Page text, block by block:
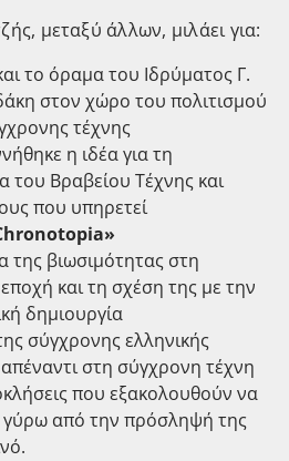
μεταξύ άλλων, μιλάει για:
το όραμα του Ιδρύματος Γ.
στον χώρο του πολιτισμού
τέχνης
η ιδέα για τη
του Βραβείου Τέχνης και
που υπηρετεί
της βιωσιμότητας στη
και τη σχέση της με την
δημιουργία
σύγχρονης ελληνικής
στη σύγχρονη τέχνη
που εξακολουθούν να
από την πρόσληψή της